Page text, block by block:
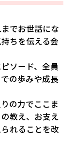
でお世話にな
ちを伝える会
ソード、全員
の歩みや成長
の力でここま
教え、お支え
れることを改